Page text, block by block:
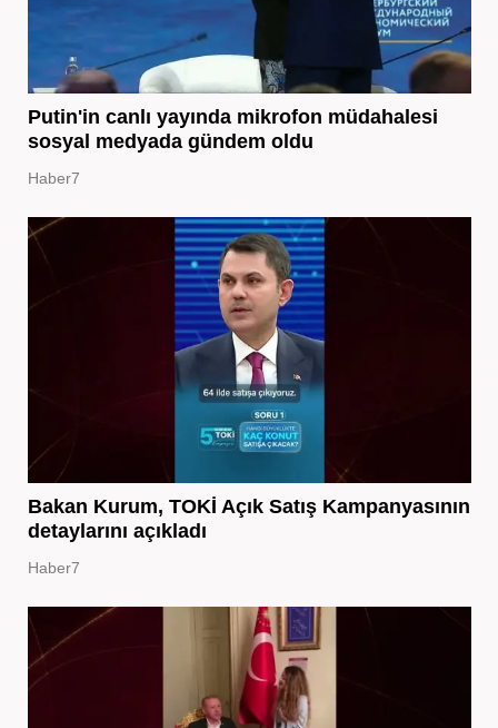
Putin'in canlı yayında mikrofon müdahalesi
sosyal medyada gündem oldu
Haber7
Bakan Kurum, TOKİ Açık Satış Kampanyasının
detaylarını açıkladı
Haber7